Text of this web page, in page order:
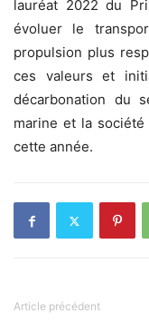
lauréat 2022 du
évoluer le
propulsion plus
ces valeurs et
décarbonation du
marine et la société
cette année.
Article précédent